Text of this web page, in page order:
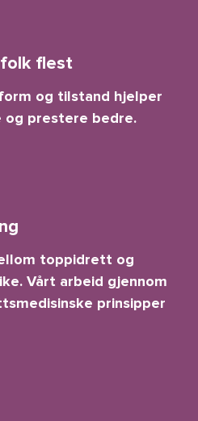
flest
og tilstand hjelper
prestere bedre.
toppidrett og
Vårt arbeid gjennom
prinsipper